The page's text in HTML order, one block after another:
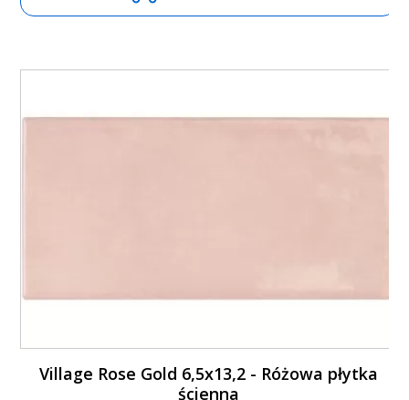
Village Rose Gold 6,5x13,2 - Różowa płytka
ścienna